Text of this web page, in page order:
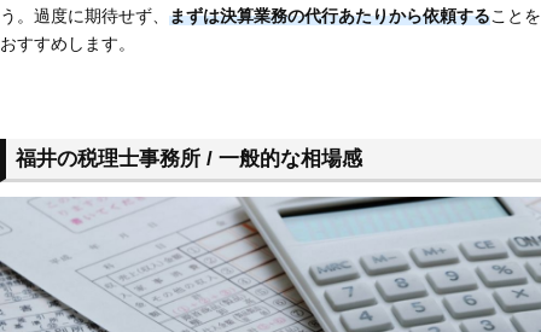
う。過度に期待せず、 まずは決算業務の代行あたりから依頼することを
おすすめします。
福井の税理士事務所 / 一般的な相場感